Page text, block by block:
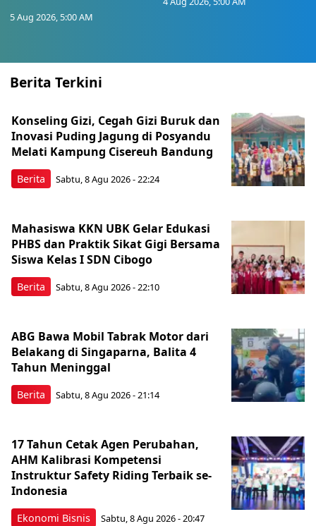
5 Aug 2026, 5:00 AM
Berita Terkini
Berita
Konseling Gizi, Cegah Gizi Buruk dan
Inovasi Puding Jagung di Posyandu
Melati Kampung Cisereuh Bandung
Sabtu, 8 Agu 2026 - 22:24
Berita
Mahasiswa KKN UBK Gelar Edukasi
PHBS dan Praktik Sikat Gigi Bersama
Siswa Kelas I SDN Cibogo
Sabtu, 8 Agu 2026 - 22:10
Berita
ABG Bawa Mobil Tabrak Motor dari
Belakang di Singaparna, Balita 4
Tahun Meninggal
Sabtu, 8 Agu 2026 - 21:14
Ekonomi Bisnis
17 Tahun Cetak Agen Perubahan,
AHM Kalibrasi Kompetensi
Instruktur Safety Riding Terbaik se-
Indonesia
Sabtu, 8 Agu 2026 - 20:47